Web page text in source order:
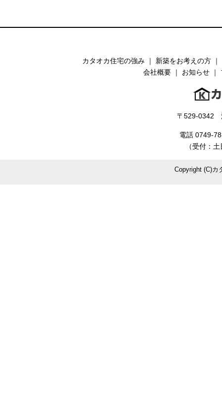
カタオカ住宅の強み ｜ 新築をお考えの方 ｜
会社概要
｜ お知らせ ｜
〒529-0342
電話 0749-
（受付：
Copyright (C)カ